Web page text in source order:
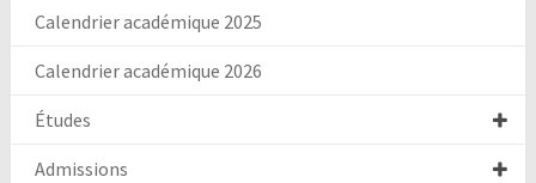
Calendrier académique 2025
Calendrier académique 2026
Études
Admissions